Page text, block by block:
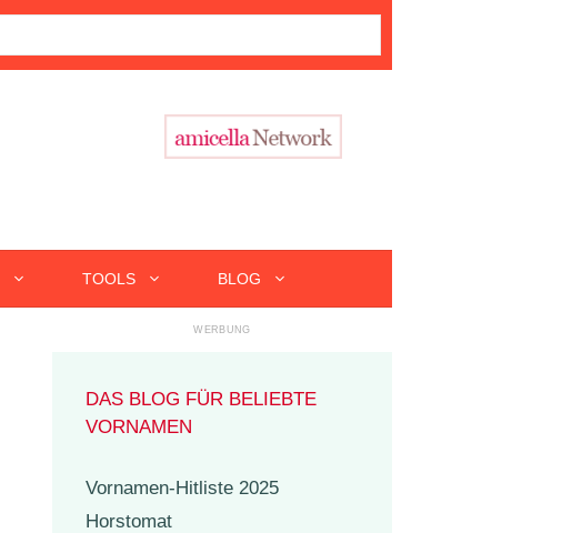
TOOLS BLOG
DAS BLOG FÜR BELIEBTE
VORNAMEN
Vornamen-Hitliste 2025
Horstomat